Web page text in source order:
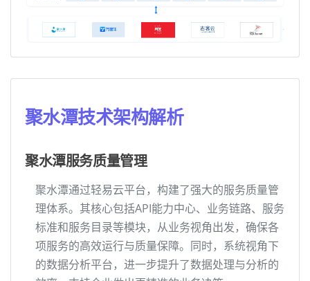
聚水潭技术架构解析
聚水潭服务质量管理
聚水潭通过轻易云平台，构建了强大的服务质量管
理体系。其核心包括API能力中心、业务链路、服务
标准和服务目录等模块，从业务视角出发，确保各
项服务的高效运行与质量保障。同时，系统视角下
的数据分析平台，进一步提升了数据处理与分析的